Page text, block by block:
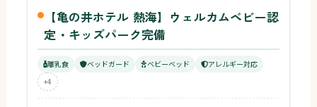
【亀の井ホテル 熱海】ウェルカムベビー認
定・キッズパーク完備
離乳食 ベッドガード ベビーベッド
アレルギー対応
+4